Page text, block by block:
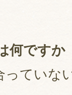
何ですか
っていな